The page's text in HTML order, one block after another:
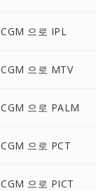
CGM 으로 IPL
CGM 으로 MTV
CGM 으로 PALM
CGM 으로 PCT
CGM 으로 PICT